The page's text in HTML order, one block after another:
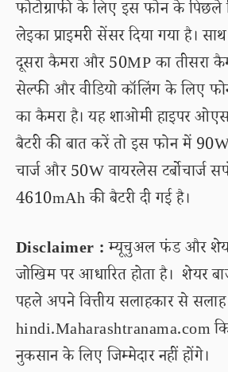
फोटोग्राफी के लिए इस फोन के
लेइका प्राइमरी सेंसर दिया गया है।
दूसरा कैमरा और 50MP का तीसरा
सेल्फी और वीडियो कॉलिंग के लिए
का कैमरा है। यह शाओमी हाइपर
बैटरी की बात करें तो इस फोन में
चार्ज और 50W वायरलेस टर्बोचार्ज
4610mAh की बैटरी दी गई है।
Disclaimer :म्यूचुअल फंड और
जोखिम पर आधारित होता है। शेयर
पहले अपने वित्तीय सलाहकार से
hindi.Maharashtranama.com
नुकसान के लिए जिम्मेदार नहीं होंगे।